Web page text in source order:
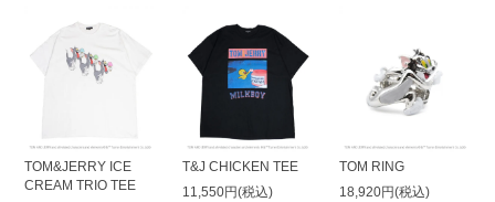
TOM&JERRY ICE
CREAM TRIO TEE
T&J CHICKEN TEE
11,550円(税込)
TOM RING
18,920円(税込)